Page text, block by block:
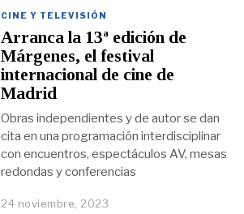
CINE Y TELEVISIÓN
Arranca la 13ª edición de
Márgenes, el festival
internacional de cine de
Madrid
Obras independientes y de autor se dan
cita en una programación interdisciplinar
con encuentros, espectáculos AV, mesas
redondas y conferencias
24 noviembre, 2023